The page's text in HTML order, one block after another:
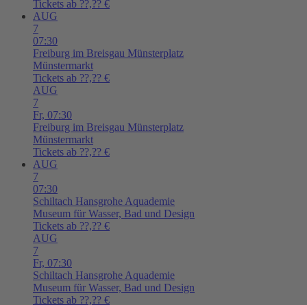
Tickets ab ??,?? €
AUG
7
07:30
Freiburg im Breisgau Münsterplatz
Münstermarkt
Tickets ab ??,?? €
AUG
7
Fr, 07:30
Freiburg im Breisgau Münsterplatz
Münstermarkt
Tickets ab ??,?? €
AUG
7
07:30
Schiltach Hansgrohe Aquademie
Museum für Wasser, Bad und Design
Tickets ab ??,?? €
AUG
7
Fr, 07:30
Schiltach Hansgrohe Aquademie
Museum für Wasser, Bad und Design
Tickets ab ??,?? €